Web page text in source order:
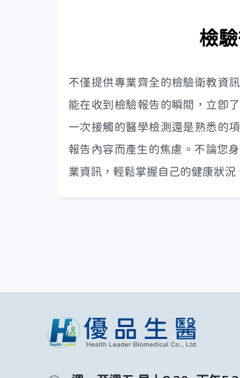
檢
不僅提供專業齊全的檢驗衛教資
能在收到檢驗報告的瞬間，立即
一次接觸的醫學檢測還是熟悉的
報告內容而產生的焦慮。不論您
業資訊，輕鬆掌握自己的健康狀況